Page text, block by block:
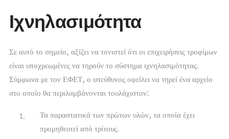
Ιχνηλασιμότητα
Σε αυτό το σημείο, αξίζει να τονιστεί ότι οι επιχειρήσεις τροφίμων
είναι υποχρεωμένες να τηρούν το σύστημα ιχνηλασιμότητας.
Σύμφωνα με τον ΕΦΕΤ, ο υπεύθυνος οφείλει να τηρεί ένα αρχείο
στο οποίο θα περιλαμβάνονται τουλάχιστον:
Τα παραστατικά των πρώτων υλών, τα οποία έχει
προμηθευτεί από τρίτους.